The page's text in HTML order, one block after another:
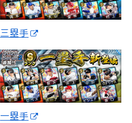
三塁手
一塁手